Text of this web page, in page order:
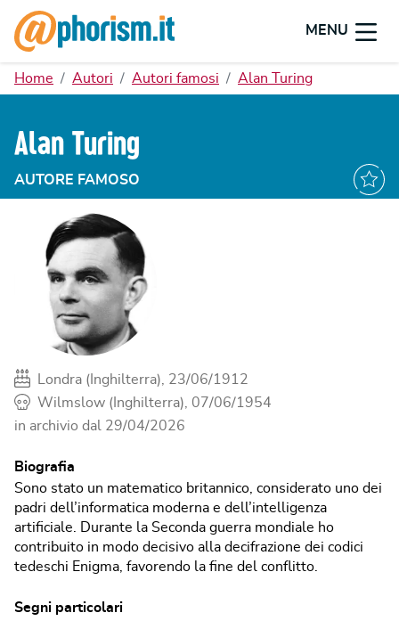
MENU
Home Autori Autori famosi Alan Turing
Alan Turing
AUTORE FAMOSO
Londra (Inghilterra), 23/06/1912
Wilmslow (Inghilterra), 07/06/1954
in archivio dal 29/04/2026
Biografia
Sono stato un matematico britannico, considerato uno dei
padri dell’informatica moderna e dell’intelligenza
artificiale. Durante la Seconda guerra mondiale ho
contribuito in modo decisivo alla decifrazione dei codici
tedeschi Enigma, favorendo la fine del conflitto.
Segni particolari